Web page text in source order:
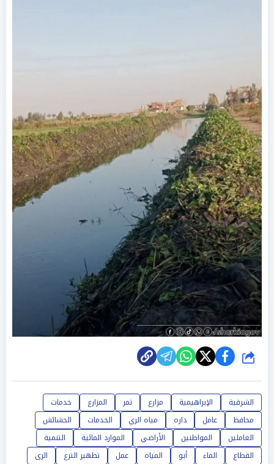
شارك
الشرقية الإبراهيمية مزارع تمر المزارع
خدمات
محافظ
عامل داره مياه الري الخدمات
الحشائش
العاملين
المواطنين الأراضي الموارد المائية
التنمية
القطاع
الماء أبو المياه عمل تطهير الترع
الرى